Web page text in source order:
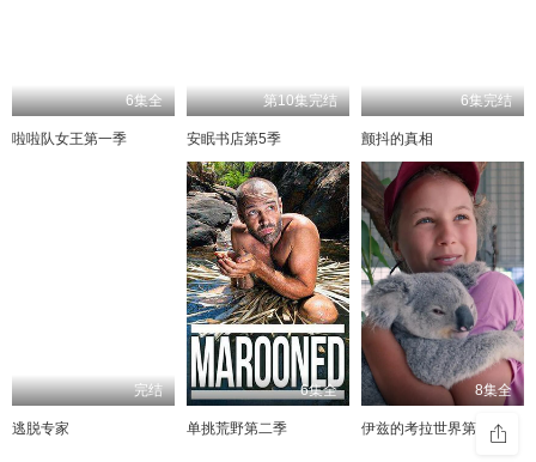
6集全
啦啦队女王第一季
第10集完结
安眠书店第5季
6集完结
颤抖的真相
完结
逃脱专家
6集全
单挑荒野第二季
8集全
伊兹的考拉世界第一季